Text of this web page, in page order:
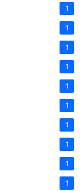
1
1
1
1
1
1
1
1
1
1